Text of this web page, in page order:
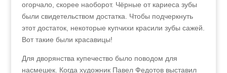
огорчало, скорее наоборот. Чёрные от кариеса зубы
были свидетельством достатка. Чтобы подчеркнуть
этот достаток, некоторые купчихи красили зубы сажей.
Вот такие были красавицы!
Для дворянства купечество было поводом для
насмешек. Когда художник Павел Федотов выставил